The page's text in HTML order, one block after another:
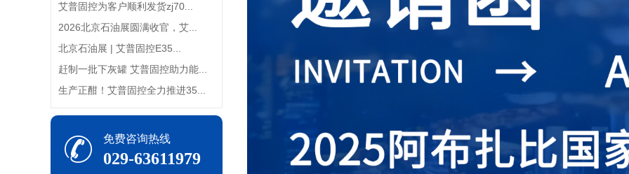
艾普固控为客户顺利发货zj70...
2026北京石油展圆满收官，艾...
北京石油展 | 艾普固控E35...
赶制一批下灰罐 艾普固控助力能...
生产正酣！艾普固控全力推进35...
免费咨询热线
029-63611979